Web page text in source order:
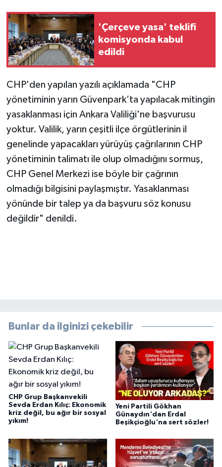
'Çerçeve yasa' teklifi
komisyonda kabul
edildi
CHP'den yapılan yazılı açıklamada "CHP
yönetiminin yarın Güvenpark’ta yapılacak mitingin
yasaklanması için Ankara Valiliği'ne başvurusu
yoktur. Valilik, yarın çeşitli ilçe örgütlerinin il
genelinde yapacakları yürüyüş çağrılarının CHP
yönetiminin talimatı ile olup olmadığını sormuş,
CHP Genel Merkezi ise böyle bir çağrının
olmadığı bilgisini paylaşmıştır. Yasaklanması
yönünde bir talep ya da başvuru söz konusu
değildir" denildi.
Bunlar da ilginizi çekebilir
CHP Grup Başkanvekili
Sevda Erdan Kılıç: Ekonomik
kriz değil, bu ağır bir sosyal
yıkım!
Yeni Partili Gökhan
Günaydın'dan Erdal
Beşikçioğlu'na sert sözler!